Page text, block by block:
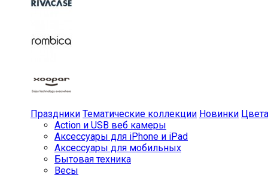
Праздники Тематические коллекции Новинки Цвета
Action и USB веб камеры
Аксессуары для iPhone и iPad
Аксессуары для мобильных
Бытовая техника
Весы